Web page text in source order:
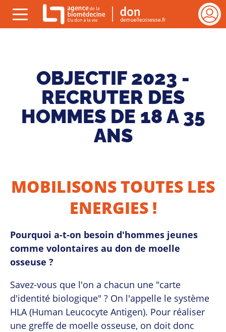
OBJECTIF 2023 -
RECRUTER DES
HOMMES DE 18 A 35
ANS
MOBILISONS TOUTES LES
ENERGIES !
Pourquoi a-t-on besoin d'hommes jeunes
comme volontaires au don de moelle
osseuse ?
Savez-vous que l'on a chacun une "carte
d'identité biologique" ? On l'appelle le système
HLA (Human Leucocyte Antigen). Pour réaliser
une greffe de moelle osseuse, on doit donc
Gestion des cookies